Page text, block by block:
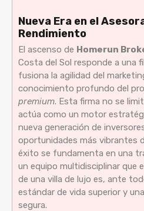
Nueva Era en el
Rendimiento
El ascenso de Homerun
Costa del Sol responde a una
fusiona la agilidad del
conocimiento profundo del
premium. Esta firma no se
actúa como un motor
nueva generación de
oportunidades más vibrantes
éxito se fundamenta en una
un equipo multidisciplinar que
de una villa de lujo es, ante
estándar de vida superior y
segura.